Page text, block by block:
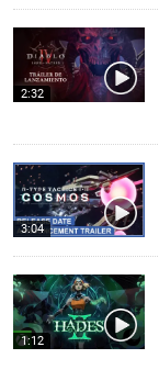
2:32
3:04
1:12